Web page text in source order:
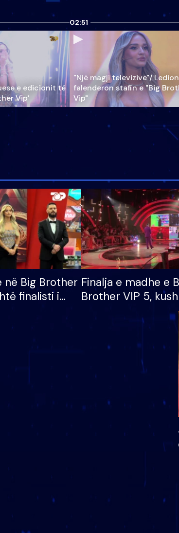
e edicionit të
Vip’
02:51
"Një magji televizive"/
falenderon stafin e "Big
Vip"
Big Brother
finalisti i
Finalja e madhe e
Brother VIP 5,
banori i parë që
dhe humb
të fituar çmimin e